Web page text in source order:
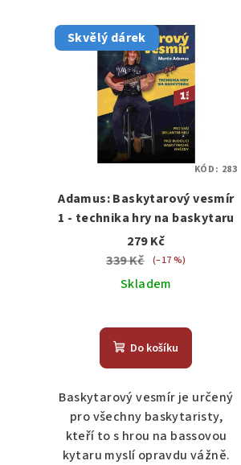
Skvělý dárek
Adamus: Baskytarový vesmír
1 - technika hry na baskytaru
279 Kč
339 Kč
(–17 %)
Skladem
Do košíku
Baskytarový vesmír je určený
pro všechny baskytaristy,
kteří to s hrou na bassovou
kytaru myslí opravdu vážně.
KÓD: 283